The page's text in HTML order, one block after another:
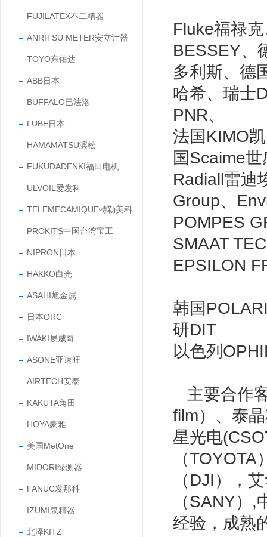
FUJILATEX不二精器
ANRITSU METER安立计器
TOYO东佑达
ABB日本
BUFFALO巴法洛
LUBE日本
HAMAMATSU滨松
FUKUDADENKI福田电机
ULVOIL爱发科
TELEMECAMIQUE特勒美科
PROKITS中国台湾宝工
NIPRON日本
HAKKO白光
ASAHI旭金属
日本ORC
IWAKI易威奇
ASONE亚速旺
AIRTECH安泰
KAKUTA角田
HOYA豪雅
美国MetOne
MIDORI绿测器
FANUC发那科
IZUMI泉精器
北泽KITZ
Fluke福禄
BESSEY、
多利斯、德
哈希、瑞士
PNR、
法国KIMO
国Scaime
Radiall雷迪
Group、
POMPES
SMAAT
EPSILON
韩国
研DIT
以色列
主要合作
film）、泰
星光电
（
（DJI），
（SANY）
经验，成熟